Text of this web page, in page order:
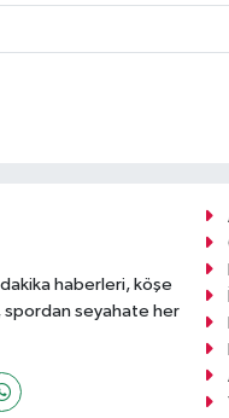
haberleri, köşe
spordan seyahate her